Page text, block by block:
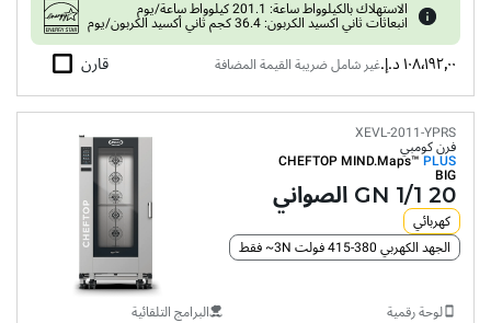
الاستهلاك بالكيلوواط ساعة: 201.1 كيلوواط ساعة/يوم
انبعاثات ثاني اكسيد الكربون: 36.4 كجم ثاني أكسيد الكربون/يوم
١٠٨٬١٩٢٫٠٠ د.إ.‏ غير شامل ضريبة القيمة المضافة قارن
XEVL-2011-YPRS
فرن كومبي
CHEFTOP MIND.Maps™ PLUS
BIG
20 GN 1/1 الصواني
كهربائي
الجهد الكهربي 380-415 فولت 3N~ فقط
لوحة رقمية
البرامج التلقائية